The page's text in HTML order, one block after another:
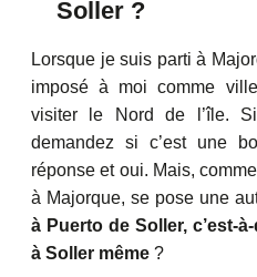
Soller ?
Lorsque je suis parti à
imposé à moi comme
visiter le Nord de l’île.
demandez si c’est une
réponse et oui. Mais,
à Majorque, se pose une
à Puerto de Soller, c’est-
à Soller même ?